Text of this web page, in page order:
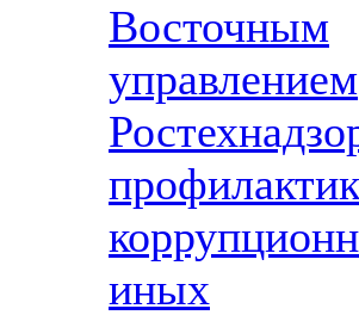
Восточным
управлением
иных